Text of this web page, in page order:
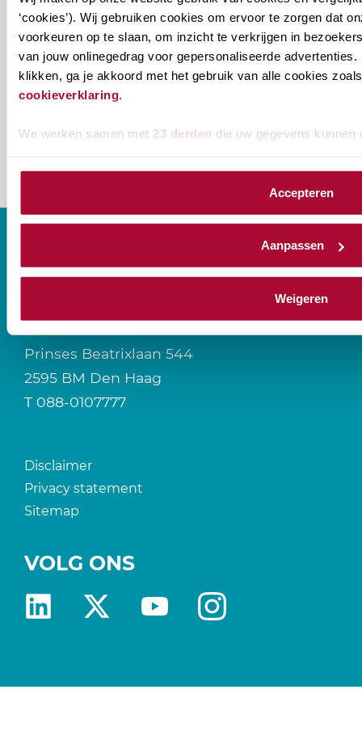
‘cookies’). Wij gebruiken cookies om ervoor te zorgen dat
voorkeuren op te slaan, om inzicht te verkrijgen in
van jouw onlinegedrag voor gepersonaliseerde advertenties.
klikken, ga je akkoord met het gebruik van alle cookies
cookieverklaring.
We werken samen met 23 derden die uw gegevens kunnen
Accepteren
Aanpassen
Weigeren
E-mailadres *
naam@bedrijf.nl
willen
ontvangen?
Prinses Beatrixlaan 544
2595 BM Den Haag
T 088-0107777
Disclaimer
Privacy statement
Sitemap
VOLG ONS